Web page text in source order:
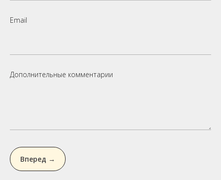
Email
Дополнительные комментарии
Вперед →